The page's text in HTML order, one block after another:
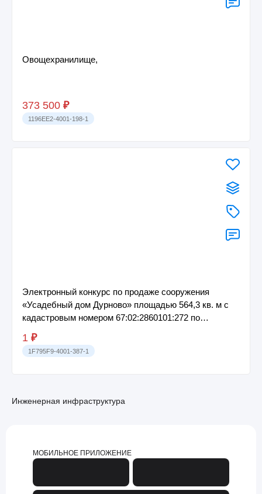
Овощехранилище,
373 500 ₽
1196EE2-4001-198-1
Электронный конкурс по продаже сооружения
«Усадебный дом Дурново» площадью 564,3 кв. м с
кадастровым номером 67:02:2860101:272 по
1 ₽
1F795F9-4001-387-1
Инженерная инфраструктура
МОБИЛЬНОЕ ПРИЛОЖЕНИЕ